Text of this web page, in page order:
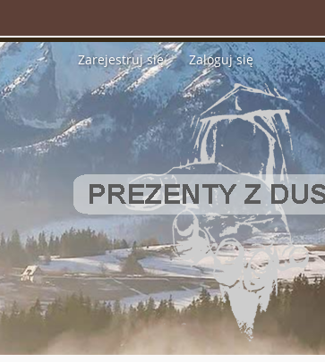
Zarejestruj się Zaloguj się